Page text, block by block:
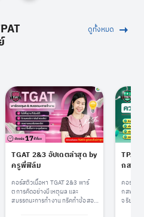
ดูทั้งหมด
TGAT 2&3 อัปเดตล่าสุด by
ครูพี่ฟิล์ม
คอร์สติวเนื้อหา TGAT 2&3 พาร์
ตการคิดอย่างมีเหตุผล และ
สมรรถนะการทำงาน ทริคทำข้อสอบ
กสพท
คอร์ส
กสพท ค
จริยธรร